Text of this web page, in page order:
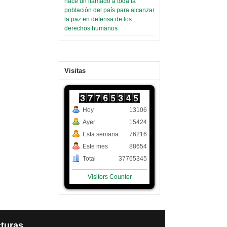
población del país para alcanzar
la paz en defensa de los
derechos humanos
Visitas
Hoy
Ayer
Esta semana
Este mes
Total
13106
15424
76216
88654
37765345
Visitors Counter